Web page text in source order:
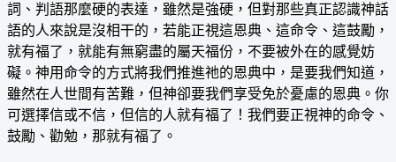
詞、判語那麼硬的表達，雖然是強硬，但對那些真正認識神話
語的人來說是沒相干的，若能正視這恩典、這命令、這鼓勵，
就有福了，就能有無窮盡的屬天福份，不要被外在的感覺妨
礙。神用命令的方式將我們推進祂的恩典中，是要我們知道，
雖然在人世間有苦難，但神卻要我們享受免於憂慮的恩典。你
可選擇信或不信，但信的人就有福了！我們要正視神的命令、
鼓勵、勸勉，那就有福了。